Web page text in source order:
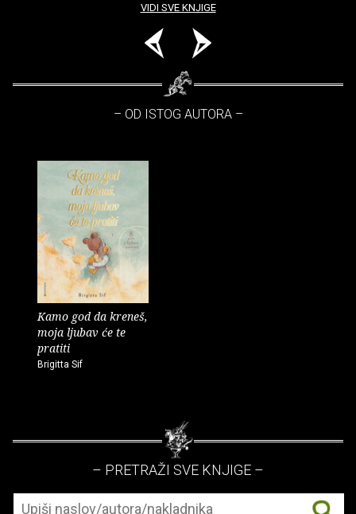
VIDI SVE KNJIGE
– OD ISTOG AUTORA –
Kamo god da kreneš,
moja ljubav će te
pratiti
Brigitta Sif
– PRETRAŽI SVE KNJIGE –